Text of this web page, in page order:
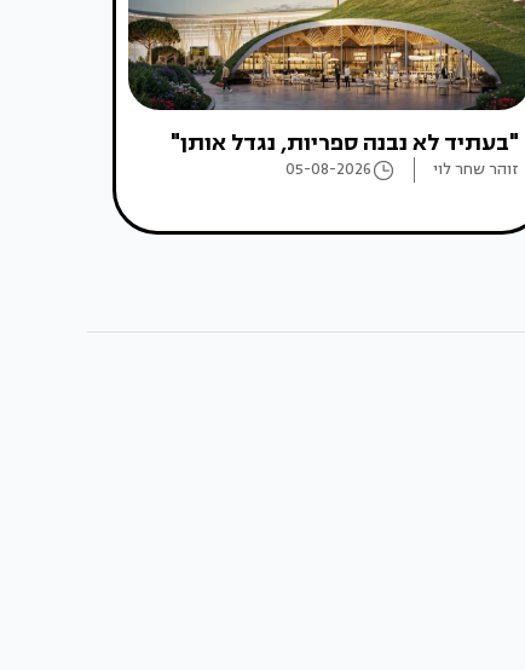
"בעתיד לא נבנה ספריות, נגדל אותן"
זוהר שחר לוי 05-08-2026